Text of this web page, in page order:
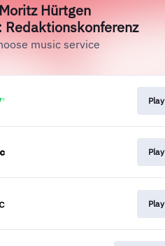
Moritz Hürtgen
Redaktionskonferenz
music service
Play
Play
Play